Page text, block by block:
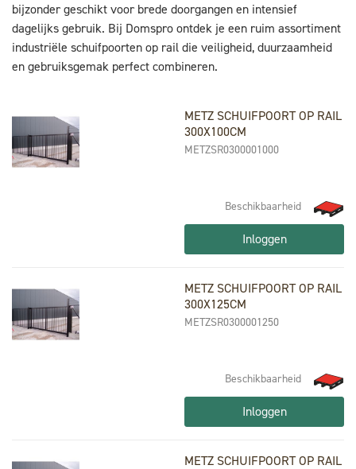
bijzonder geschikt voor brede doorgangen en intensief
dagelijks gebruik. Bij Domspro ontdek je een ruim assortiment
industriële schuifpoorten op rail die veiligheid, duurzaamheid
en gebruiksgemak perfect combineren.
METZ SCHUIFPOORT OP RAIL
300X100CM
METZSR0300001000
Beschikbaarheid
Inloggen
METZ SCHUIFPOORT OP RAIL
300X125CM
METZSR0300001250
Beschikbaarheid
Inloggen
METZ SCHUIFPOORT OP RAIL